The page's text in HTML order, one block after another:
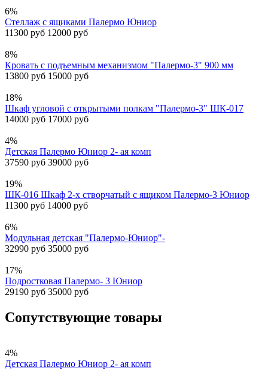
6%
Стеллаж с ящиками Палермо Юниор
11300 руб 12000 руб
8%
Кровать с подъемным механизмом "Палермо-3" 900 мм
13800 руб 15000 руб
18%
Шкаф угловой с открытыми полкам "Палермо-3" ШК-017
14000 руб 17000 руб
4%
Детская Палермо Юниор 2- ая комп
37590 руб 39000 руб
19%
ШК-016 Шкаф 2-х створчатый с ящиком Палермо-3 Юниор
11300 руб 14000 руб
6%
Модульная детская "Палермо-Юниор"-
32990 руб 35000 руб
17%
Подростковая Палермо- 3 Юниор
29190 руб 35000 руб
Сопутствующие товары
4%
Детская Палермо Юниор 2- ая комп